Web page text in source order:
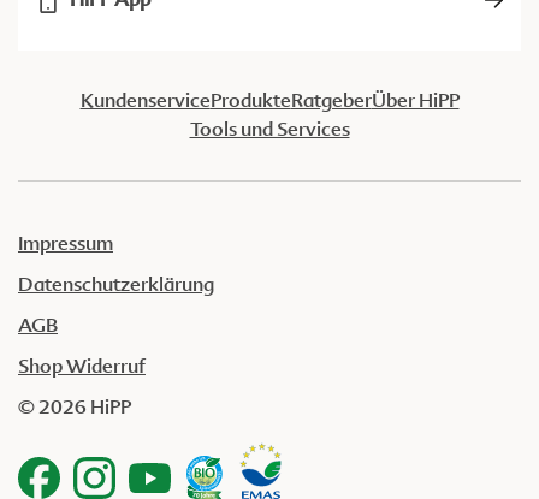
KundenserviceProdukteRatgeberÜber HiPP
Tools und Services
Impressum
Datenschutzerklärung
AGB
Shop Widerruf
© 2026 HiPP